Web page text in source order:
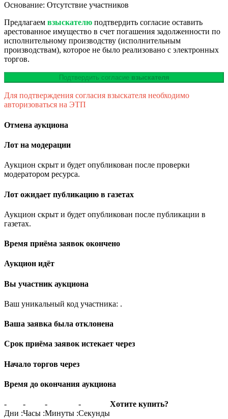
Основание: Отсутствие участников
Предлагаем взыскателю подтвердить согласие оставить
арестованное имущество в счет погашения задолженности по
исполнительному производству (исполнительным
производствам), которое не было реализовано с электронных
торгов.
Подтвердить согласие взыскателя
Для подтверждения согласия взыскателя необходимо
авторизоваться на ЭТП
Отмена аукциона
Лот на модерации
Аукцион скрыт и будет опубликован после проверки
модератором ресурса.
Лот ожидает публикацию в газетах
Аукцион скрыт и будет опубликован после публикации в
газетах.
Время приёма заявок окончено
Аукцион идёт
Вы участник аукциона
Ваш уникальный код участника: .
Ваша заявка была отклонена
Срок приёма заявок истекает через
Начало торгов через
Время до окончания аукциона
-
Дни :
-
Часы :
-
Минуты :
-
Секунды
Хотите купить?